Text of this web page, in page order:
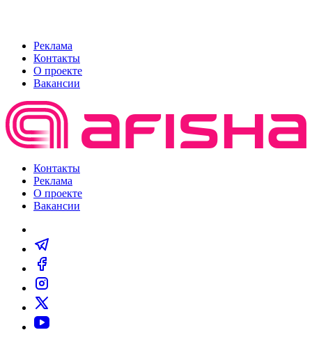
Реклама
Контакты
О проекте
Вакансии
Контакты
Реклама
О проекте
Вакансии